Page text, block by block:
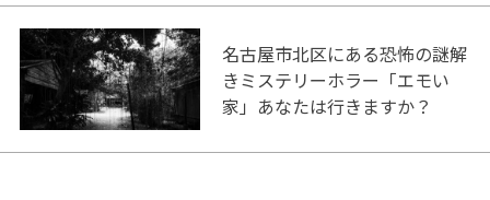
名古屋市北区にある恐怖の謎解
きミステリーホラー「エモい
家」あなたは行きますか？